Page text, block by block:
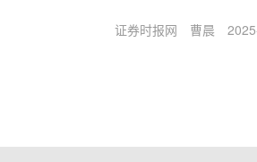
证券时报网 曹晨